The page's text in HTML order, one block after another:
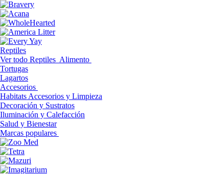
Reptiles
Ver todo Reptiles Alimento
Tortugas
Lagartos
Accesorios
Habitats Accesorios y Limpieza
Decoración y Sustratos
Iluminación y Calefacción
Salud y Bienestar
Marcas populares